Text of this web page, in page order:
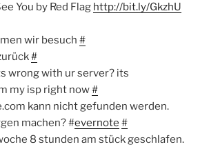
You by Red Flag http://bit.ly/GkzhU
wir besuch #
#
wrong with ur server? its
my isp right now#
kann nicht gefunden werden.
machen? #evernote #
8 stunden am stück geschlafen.